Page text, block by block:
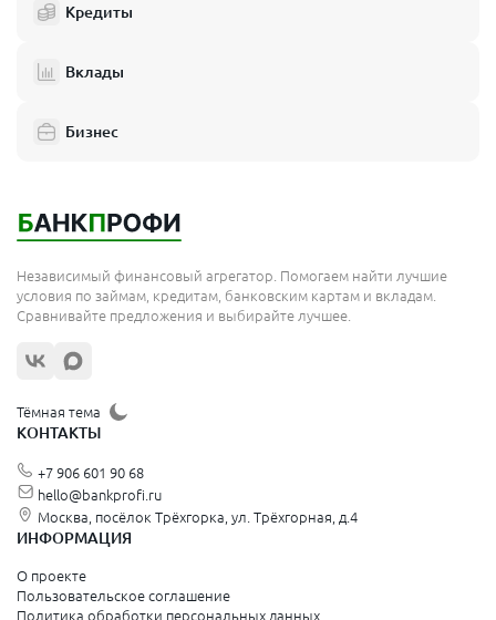
Кредиты
Вклады
Бизнес
Независимый финансовый агрегатор. Помогаем найти лучшие
условия по займам, кредитам, банковским картам и вкладам.
Сравнивайте предложения и выбирайте лучшее.
Тёмная тема
КОНТАКТЫ
+7 906 601 90 68
hello@bankprofi.ru
Москва, посёлок Трёхгорка, ул. Трёхгорная, д.4
ИНФОРМАЦИЯ
О проекте
Пользовательское соглашение
Политика обработки персональных данных